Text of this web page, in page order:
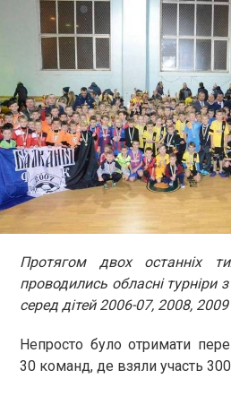
Протягом двох останніх
проводились обласні турніри
серед дітей 2006-07, 2008,
Непросто було отримати
30 команд, де взяли участь 300